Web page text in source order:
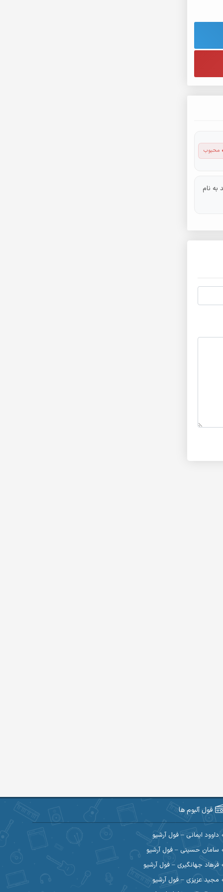
محبوب
به نام
فول آلبوم ها
داوود ایمانی – فول آرشیو
سامان حسینی – فول آرشیو
فرهاد جهانگیری – فول آرشیو
مجید عزیزی – فول آرشیو